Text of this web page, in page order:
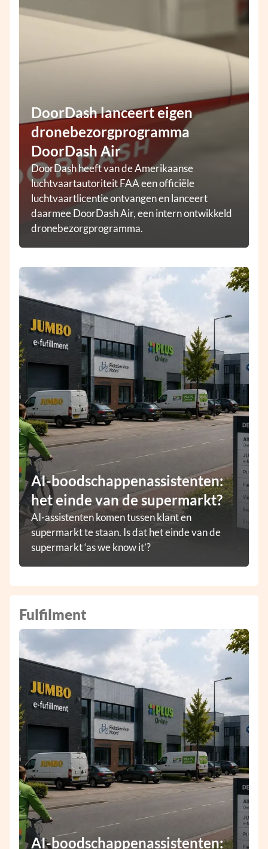
AI-boodschappenassistenten:
het einde van de supermarkt?
AI-assistenten komen tussen klant en
supermarkt te staan. Is dat het einde van de
supermarkt ‘as we know it’?
DoorDash lanceert eigen
dronebezorgprogramma
DoorDash Air
DoorDash heeft van de Amerikaanse
luchtvaartautoriteit FAA een officiële
luchtvaartlicentie ontvangen en lanceert
daarmee DoorDash Air, een intern ontwikkeld
dronebezorgprogramma.
Fulfilment
AI-boodschappenassistenten: